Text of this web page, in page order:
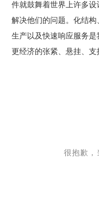
件就鼓舞着世界上许多
解决他们的问题。化结
生产以及快速响应服务
更经济的张紧、悬挂、支
很抱歉，